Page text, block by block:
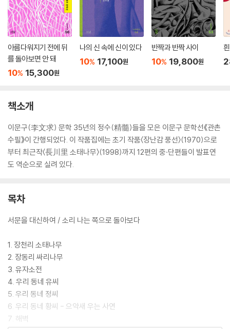
아름다워지기 전에 뒤
를 돌아보면 안 돼
10% 15,300원
나의 신 속에 신이 있다
10% 17,100원
반짝과 반짝 사이
10% 19,800원
책소개
이문구(李文求) 문학 35년의 정수(精髓)들을 모은 이문구 문학선《관촌
수필》이 간행되었다. 이 작품집에는 초기 작품〈장난감 풍선〉(1970)으로
부터 최근작〈長川里 소태나무〉(1998)까지 12편의 중·단편들이 발표연
도 역순으로 실려 있다.
목차
서문을 대신하여 / 소리 나는 쪽으로 돌아보다
1. 장천리 소태나무
2. 장동리 싸리나무
3. 유자소전
4. 우리 동네 유씨
5. 우리 동네 정씨
6. 우리 동네 황씨 - 으악새 우는 사연
7. 해벽